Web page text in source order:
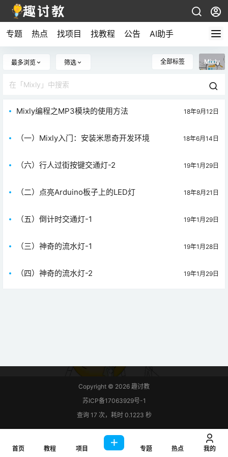
专题 热点 找项目 找教程 公告 AI助手
最多浏览 筛选 全部标签 Mixly
Mixly编程之MP3模块的使用方法 18年9月12日
（一）Mixly入门：安装米思奇开发环境 18年6月14日
（六）行人过街按键交通灯-2 19年1月29日
（二）点亮Arduino板子上的LED灯 18年8月21日
（五）倒计时交通灯-1 19年1月29日
（三）神奇的流水灯-1 19年1月28日
（四）神奇的流水灯-2 19年1月29日
Copyright © 2026 趣讨教
苏ICP备17063929号-1
查询 17 次，耗时 0.1223 秒
首页 教程 项目 专题 热点 我的